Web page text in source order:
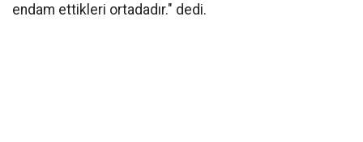
endam ettikleri ortadadır." dedi.